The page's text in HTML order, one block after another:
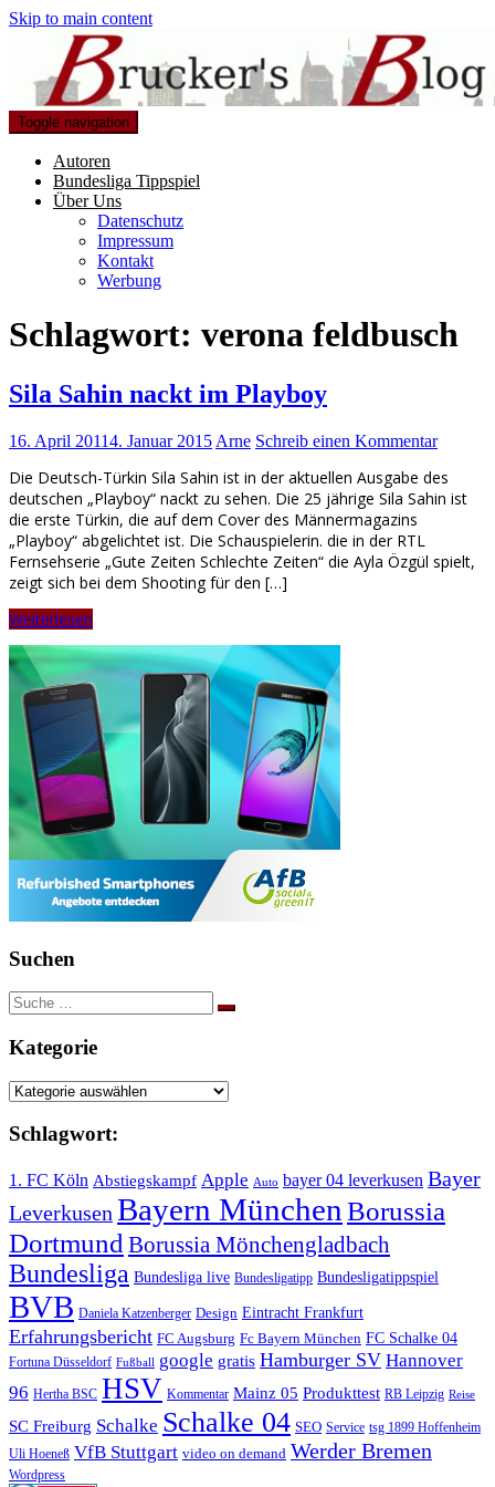
Skip to main content
Toggle navigation
Autoren
Bundesliga Tippspiel
Über Uns
Datenschutz
Impressum
Kontakt
Werbung
Schlagwort: verona feldbusch
Sila Sahin nackt im Playboy
16. April 20114. Januar 2015 Arne Schreib einen Kommentar
Die Deutsch-Türkin Sila Sahin ist in der aktuellen Ausgabe des
deutschen „Playboy“ nackt zu sehen. Die 25 jährige Sila Sahin ist
die erste Türkin, die auf dem Cover des Männermagazins
„Playboy“ abgelichtet ist. Die Schauspielerin. die in der RTL
Fernsehserie „Gute Zeiten Schlechte Zeiten“ die Ayla Özgül spielt,
zeigt sich bei dem Shooting für den […]
Weiterlesen
Suchen
Suche
nach:
Kategorie
Kategorie
Schlagwort:
1. FC Köln Abstiegskampf Apple Auto bayer 04 leverkusen Bayer
Leverkusen Bayern München Borussia
Dortmund Borussia Mönchengladbach
Bundesliga Bundesliga live Bundesligatipp Bundesligatippspiel
BVB Daniela Katzenberger Design Eintracht Frankfurt
Erfahrungsbericht FC Augsburg Fc Bayern München FC Schalke 04
Fortuna Düsseldorf Fußball google gratis Hamburger SV Hannover
96 Hertha BSC HSV Kommentar Mainz 05 Produkttest RB Leipzig Reise
SC Freiburg Schalke Schalke 04 SEO Service tsg 1899 Hoffenheim
Uli Hoeneß VfB Stuttgart video on demand Werder Bremen
Wordpress